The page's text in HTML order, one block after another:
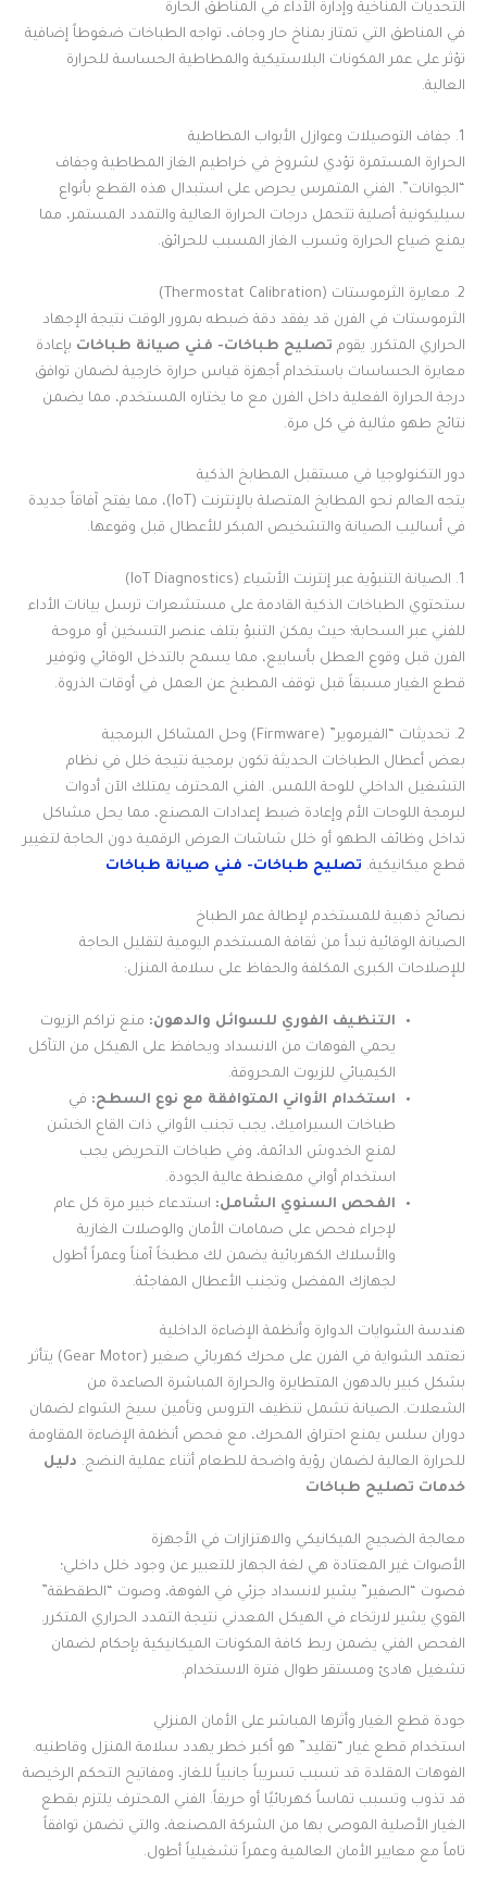
التحديات المناخية وإدارة الأداء في المناطق الحارة
في المناطق التي تمتاز بمناخ حار وجاف، تواجه الطباخات ضغوطاً إضافية
تؤثر على عمر المكونات البلاستيكية والمطاطية الحساسة للحرارة
العالية.
1. جفاف التوصيلات وعوازل الأبواب المطاطية
الحرارة المستمرة تؤدي لشروخ في خراطيم الغاز المطاطية وجفاف
“الجوانات”. الفني المتمرس يحرص على استبدال هذه القطع بأنواع
سيليكونية أصلية تتحمل درجات الحرارة العالية والتمدد المستمر، مما
يمنع ضياع الحرارة وتسرب الغاز المسبب للحرائق.
2. معايرة الثرموستات (Thermostat Calibration)
الثرموستات في الفرن قد يفقد دقة ضبطه بمرور الوقت نتيجة الإجهاد
الحراري المتكرر. يقوم تصليح طباخات- فني صيانة طباخات بإعادة
معايرة الحساسات باستخدام أجهزة قياس حرارة خارجية لضمان توافق
درجة الحرارة الفعلية داخل الفرن مع ما يختاره المستخدم، مما يضمن
نتائج طهو مثالية في كل مرة.
دور التكنولوجيا في مستقبل المطابخ الذكية
يتجه العالم نحو المطابخ المتصلة بالإنترنت (IoT)، مما يفتح آفاقاً جديدة
في أساليب الصيانة والتشخيص المبكر للأعطال قبل وقوعها.
1. الصيانة التنبؤية عبر إنترنت الأشياء (IoT Diagnostics)
ستحتوي الطباخات الذكية القادمة على مستشعرات ترسل بيانات الأداء
للفني عبر السحابة؛ حيث يمكن التنبؤ بتلف عنصر التسخين أو مروحة
الفرن قبل وقوع العطل بأسابيع، مما يسمح بالتدخل الوقائي وتوفير
قطع الغيار مسبقاً قبل توقف المطبخ عن العمل في أوقات الذروة.
2. تحديثات “الفيرموير” (Firmware) وحل المشاكل البرمجية
بعض أعطال الطباخات الحديثة تكون برمجية نتيجة خلل في نظام
التشغيل الداخلي للوحة اللمس. الفني المحترف يمتلك الآن أدوات
لبرمجة اللوحات الأم وإعادة ضبط إعدادات المصنع، مما يحل مشاكل
تداخل وظائف الطهو أو خلل شاشات العرض الرقمية دون الحاجة لتغيير
قطع ميكانيكية. تصليح طباخات- فني صيانة طباخات
نصائح ذهبية للمستخدم لإطالة عمر الطباخ
الصيانة الوقائية تبدأ من ثقافة المستخدم اليومية لتقليل الحاجة
للإصلاحات الكبرى المكلفة والحفاظ على سلامة المنزل:
التنظيف الفوري للسوائل والدهون: منع تراكم الزيوت
يحمي الفوهات من الانسداد ويحافظ على الهيكل من التآكل
الكيميائي للزيوت المحروقة.
استخدام الأواني المتوافقة مع نوع السطح: في
طباخات السيراميك، يجب تجنب الأواني ذات القاع الخشن
لمنع الخدوش الدائمة، وفي طباخات التحريض يجب
استخدام أواني ممغنطة عالية الجودة.
الفحص السنوي الشامل: استدعاء خبير مرة كل عام
لإجراء فحص على صمامات الأمان والوصلات الغازية
والأسلاك الكهربائية يضمن لك مطبخاً آمناً وعمراً أطول
لجهازك المفضل وتجنب الأعطال المفاجئة.
هندسة الشوايات الدوارة وأنظمة الإضاءة الداخلية
تعتمد الشواية في الفرن على محرك كهربائي صغير (Gear Motor) يتأثر
بشكل كبير بالدهون المتطايرة والحرارة المباشرة الصاعدة من
الشعلات. الصيانة تشمل تنظيف التروس وتأمين سيخ الشواء لضمان
دوران سلس يمنع احتراق المحرك، مع فحص أنظمة الإضاءة المقاومة
للحرارة العالية لضمان رؤية واضحة للطعام أثناء عملية النضج. دليل
خدمات تصليح طباخات
معالجة الضجيج الميكانيكي والاهتزازات في الأجهزة
الأصوات غير المعتادة هي لغة الجهاز للتعبير عن وجود خلل داخلي؛
فصوت “الصفير” يشير لانسداد جزئي في الفوهة، وصوت “الطقطقة”
القوي يشير لارتخاء في الهيكل المعدني نتيجة التمدد الحراري المتكرر.
الفحص الفني يضمن ربط كافة المكونات الميكانيكية بإحكام لضمان
تشغيل هادئ ومستقر طوال فترة الاستخدام.
جودة قطع الغيار وأثرها المباشر على الأمان المنزلي
استخدام قطع غيار “تقليد” هو أكبر خطر يهدد سلامة المنزل وقاطنيه.
الفوهات المقلدة قد تسبب تسريباً جانبياً للغاز، ومفاتيح التحكم الرخيصة
قد تذوب وتسبب تماساً كهربائيًا أو حريقاً. الفني المحترف يلتزم بقطع
الغيار الأصلية الموصى بها من الشركة المصنعة، والتي تضمن توافقاً
تاماً مع معايير الأمان العالمية وعمراً تشغيلياً أطول.